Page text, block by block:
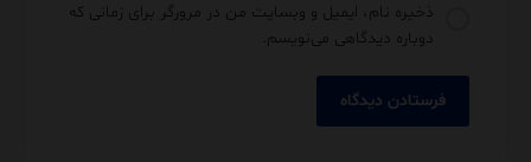
ذخیره نام، ایمیل و وبسایت من در مرورگر برای زمانی که
دوباره دیدگاهی می‌نویسم.